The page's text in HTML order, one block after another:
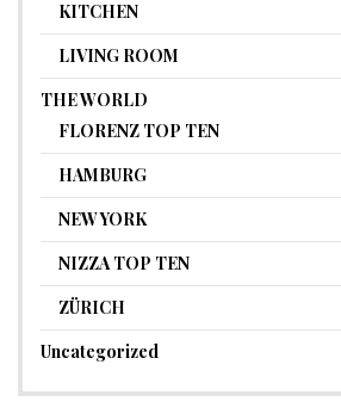
KITCHEN
LIVING ROOM
THE WORLD
FLORENZ TOP TEN
HAMBURG
NEW YORK
NIZZA TOP TEN
ZÜRICH
Uncategorized